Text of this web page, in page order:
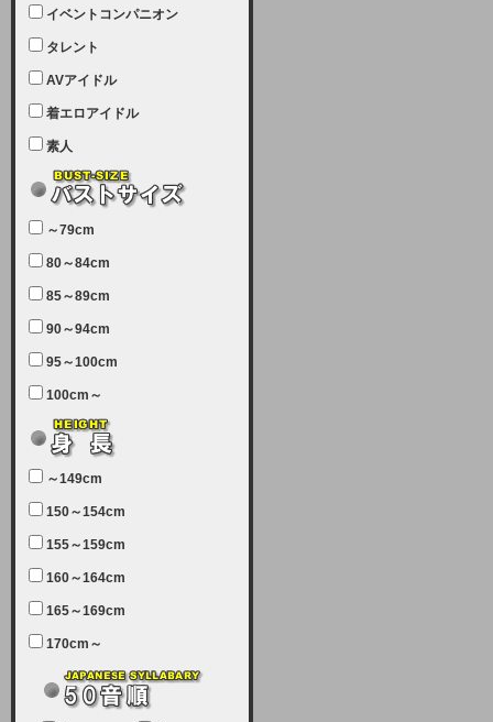
ー様にはご迷惑をおかけしますがご
理解いただけます様、宜しくお願い
致します。
2025-07-05 (土)
【サーバーメンテナンス完了のお知
本日、サーバーメンテナンスのため
ユーザー様には大変ご迷惑をおかけ
しました。無事、メンテナンスが完
致します。
2025-06-11 (水)
【サーバーメンテナンス実施につい
7月5日（土曜日）午前7：00から午
テナンスを実施します。ユーザー様
にはご迷惑をおかけしますがご理解
いただけます様、宜しくお願い致し
【クレジットカード決済について
②】
現在、クレジットカード決済はJCB
のみになっております。大変ご迷惑
キャシュでの決済は可能ですので、
宜しくお願い致します。
イベントコンパニオン
タレント
AVアイドル
着エロアイドル
素人
～79cm
80～84cm
85～89cm
90～94cm
95～100cm
100cm～
～149cm
150～154cm
155～159cm
160～164cm
165～169cm
170cm～